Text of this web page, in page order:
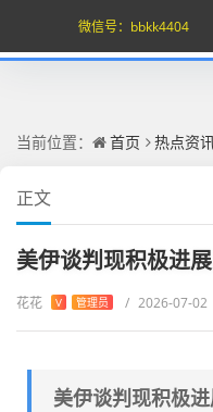
当前位置： 首页 热点资
正文
美伊谈判现积极进
花花 V 管理员 / 2026-07-02
美伊谈判现积极
微信号： bbkk4404